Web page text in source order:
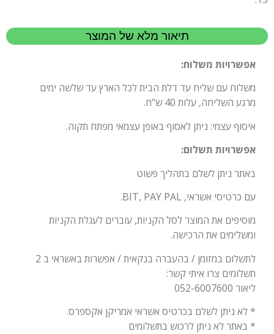
תיאור מלא של המוצר
אפשרויות משלוח:
משלוח עם שליח עד דלת הבית לכל הארץ עד שלשה ימים
מרגע השליחה, עלות 40 ש"ח.
איסוף עצמי: ניתן לאסוף באופן עצמאי מפתח תקוה.
אפשרויות תשלום:
באתר ניתן לשלם בתהליך פשוט
עם כרטיסי אשראי, BIT, PAY PAL.
מוסיפים את המוצר לסל הקניות, עוברים לעגלת הקניות
ומשלימים את הרכישה.
לתשלום במזומן / בהעברה בנקאית / אפשרות באשראי ב 2
תשלומים צרו איתי קשר:
ליאור 052-6007600
* לא ניתן לשלם בכרטיס אשראי אמריקן אקספרס.
* באתר לא ניתן לרכוש בתשלומים